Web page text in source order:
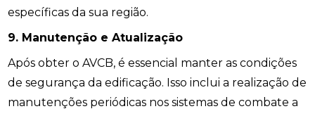
específicas da sua região.
9. Manutenção e Atualização
Após obter o AVCB, é essencial manter as condições
de segurança da edificação. Isso inclui a realização de
manutenções periódicas nos sistemas de combate a